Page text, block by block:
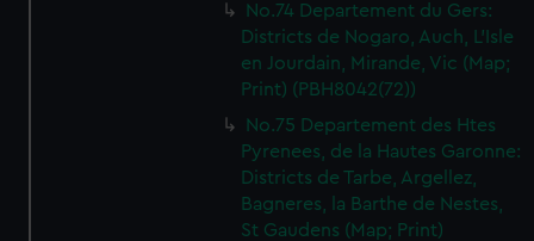
No.74 Departement du Gers:
Districts de Nogaro, Auch, L'Isle
en Jourdain, Mirande, Vic (Map;
Print) (PBH8042(72))
No.75 Departement des Htes
Pyrenees, de la Hautes Garonne:
Districts de Tarbe, Argellez,
Bagneres, la Barthe de Nestes,
St Gaudens (Map; Print)